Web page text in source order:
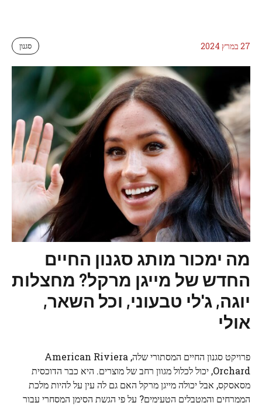
27 במרץ 2024 סגנון
מה ימכור מותג סגנון החיים
החדש של מייגן מרקל? מחצלות
יוגה, ג'לי טבעוני, וכל השאר,
אולי
פרויקט סגנון החיים המסתורי שלה, American Riviera
Orchard, יכול לכלול מגוון רחב של מוצרים. היא כבר הדוכסית
מסאסקס, אבל יכולה מייגן מרקל האם גם לה עין על להיות מלכת
הממרחים והמטבלים הטעימים? על פי הגשת הסימן המסחרי עבור